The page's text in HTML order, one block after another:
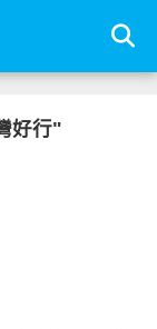
好行"